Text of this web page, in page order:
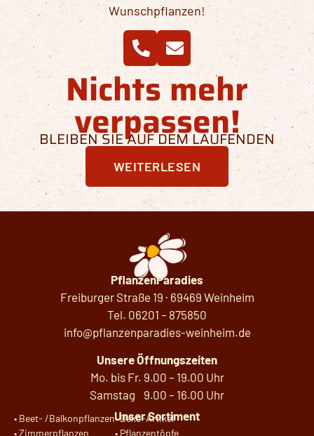
Wunschpflanzen!
Nichts mehr
verpassen!
BLEIBEN SIE AUF DEM LAUFENDEN
WEITERLESEN
PflanzenParadies
Freiburger Straße 19 · 69469 Weinheim
Tel. 06201 – 875850
info@pflanzenparadies-weinheim.de
Unsere Öffnungszeiten
Mo. bis Fr. 9.00 – 19.00 Uhr
Samstag 9.00 – 16.00 Uhr
Unser Sortiment
• Beet- /Balkonpflanzen
•Zimmerpflanzen
•Deko-Artikel
• Pflanzentöpfe